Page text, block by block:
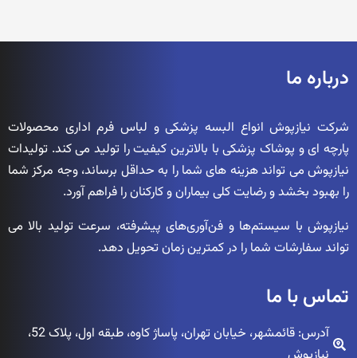
درباره ما
شرکت نیازپوش انواع البسه پزشکی و لباس فرم اداری محصولات
پارچه ای و پوشاک پزشکی با بالاترین کیفیت را تولید می کند. تولیدات
نیازپوش می تواند هزینه های شما را به حداقل برساند، وجه مرکز شما
را بهبود بخشد و رضایت کلی بیماران و کارکنان را فراهم آورد.
نیازپوش با سیستم‌ها و فن‌آوری‌های پیشرفته، سرعت تولید بالا می
تواند سفارشات شما را در کمترین زمان تحویل دهد.
تماس با ما
آدرس: قائمشهر، خیابان تهران، پاساژ کاوه، طبقه اول، پلاک 52،